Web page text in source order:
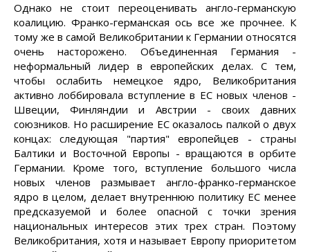
Однако не стоит переоценивать англо-германскую
коалицию. Франко-германская ось все же прочнее. К
тому же в самой Великобритании к Германии относятся
очень насторожено. Объединенная Германия -
неформальный лидер в европейских делах. С тем,
чтобы ослабить немецкое ядро, Великобритания
активно лоббировала вступление в ЕС новых членов -
Швеции, Финляндии и Австрии - своих давних
союзников. Но расширение ЕС оказалось палкой о двух
концах: следующая "партия" европейцев - страны
Балтики и Восточной Европы - вращаются в орбите
Германии. Кроме того, вступление большого числа
новых членов размывает англо-франко-германское
ядро в целом, делает внутреннюю политику ЕС менее
предсказуемой и более опасной с точки зрения
национальных интересов этих трех стран. Поэтому
Великобритания, хотя и называет Европу приоритетом